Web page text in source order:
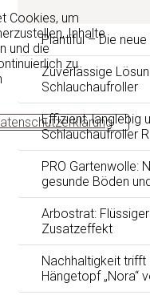
Plantiful – Die
Zuverlässige
Schlauchaufroller
Effizient, langlebig
Schlauchaufroller
PRO Gartenwolle:
gesunde Böden
Arbostrat:
Zusatzeffekt
Nachhaltigkeit trifft
Hängetopf „Nora“
Cookies, um
Inhalte
und die
zu